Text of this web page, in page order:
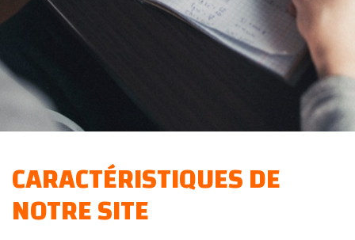
CARACTÉRISTIQUES DE
NOTRE SITE